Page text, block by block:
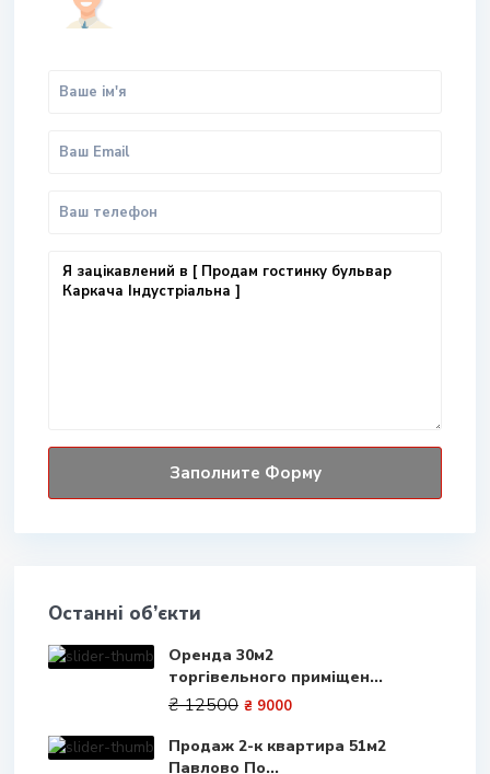
Останні об’єкти
Оренда 30м2
торгівельного приміщен...
₴ 12500 ₴ 9000
Продаж 2-к квартира 51м2
Павлово По...